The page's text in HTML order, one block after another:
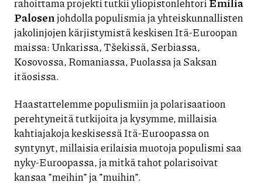
Palosenjohdolla populismia ja yhteiskunnallisten
jakolinjojen kärjistymistä keskisen Itä-Euroopan
maissa: Unkarissa, Tšekissä, Serbiassa,
Kosovossa, Romaniassa, Puolassa ja Saksan
itäosissa.
Haastattelemme populismiin ja polarisaatioon
perehtyneitä tutkijoita ja kysymme, millaisia
kahtiajakoja keskisessä Itä-Euroopassa on
syntynyt, millaisia erilaisia muotoja populismi saa
nyky-Euroopassa, ja mitkä tahot polarisoivat
kansaa ”meihin” ja ”muihin”.